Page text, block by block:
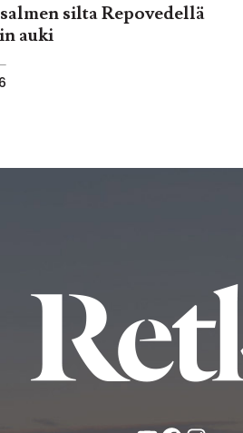
silta Repovedellä
auki